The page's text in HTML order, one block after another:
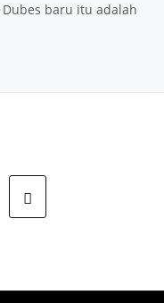
baru itu adalah